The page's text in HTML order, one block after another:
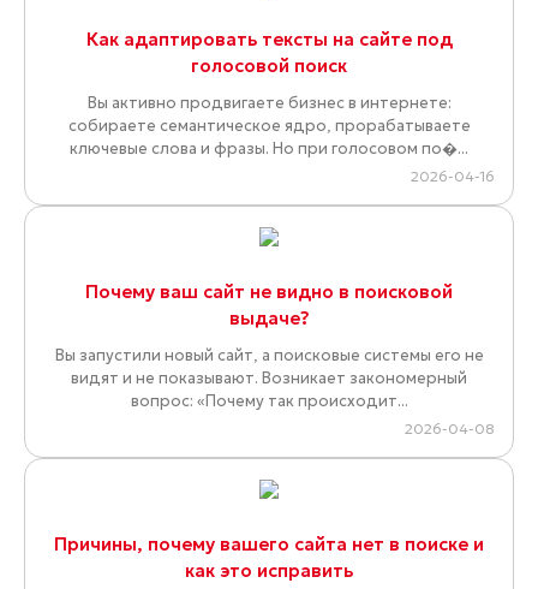
Как адаптировать тексты на сайте под
голосовой поиск
Вы активно продвигаете бизнес в интернете:
собираете семантическое ядро, прорабатываете
ключевые слова и фразы. Но при голосовом по�...
2026-04-16
Почему ваш сайт не видно в поисковой
выдаче?
Вы запустили новый сайт, а поисковые системы его не
видят и не показывают. Возникает закономерный
вопрос: «Почему так происходит...
2026-04-08
Причины, почему вашего сайта нет в поиске и
как это исправить